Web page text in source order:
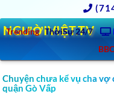
Trending ThờiSự 24/7
BBC
NGƯỜIVIỆT.TV
Chuyện chưa kể vụ cha vợ
quận Gò Vấp